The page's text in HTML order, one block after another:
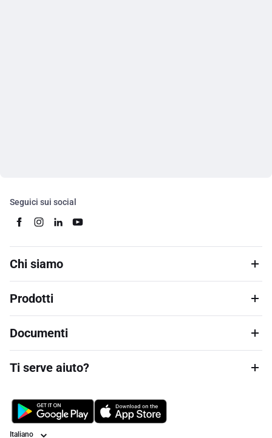
Seguici sui social
Chi siamo
Prodotti
Documenti
Ti serve aiuto?